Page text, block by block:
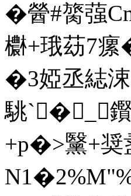
�醟#膐蔃
欁+珴苭7
�3婭丞綕
駣`�_▏
+p�>黳+
N1�2%M"%